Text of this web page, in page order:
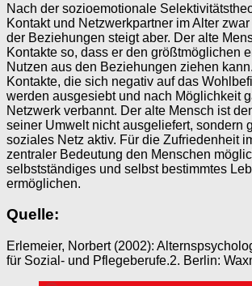
Nach der sozioemotionale
Kontakt und Netzwerkpartner im Alter
der Beziehungen steigt aber. Der alte
Kontakte so, dass er den größtmöglichen
Nutzen aus den Beziehungen ziehen
Kontakte, die sich negativ auf das
werden ausgesiebt und nach Möglichkeit
Netzwerk verbannt. Der alte Mensch ist
seiner Umwelt nicht ausgeliefert, sondern
soziales Netz aktiv. Für die Zufriedenheit
zentraler Bedeutung den Menschen
selbstständiges und selbst bestimmtes
ermöglichen.
Quelle:
Erlemeier, Norbert (2002):
für Sozial- und Pflegeberufe.2. Berlin: